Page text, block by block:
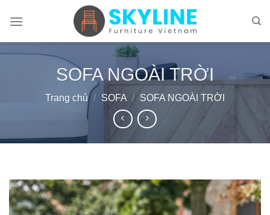
SOFA NGOÀI TRỜI
Trang chủ / SOFA / SOFA NGOÀI TRỜI